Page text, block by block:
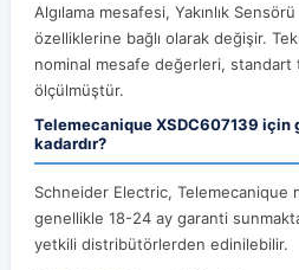
Algılama mesafesi, Yakınlık
özelliklerine bağlı olarak değişir.
nominal mesafe değerleri, standart
ölçülmüştür.
Telemecanique XSDC607139 için
kadardır?
Schneider Electric, Telemecanique
genellikle 18-24 ay garanti
yetkili distribütörlerden edinilebilir.